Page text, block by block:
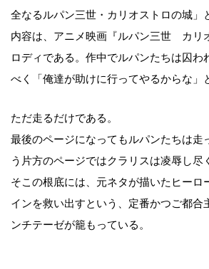
全なるルパン三世・カリオストロの城」
内容は、アニメ映画『ルパン三世 カリ
ロディである。作中でルパンたちは囚わ
べく「俺達が助けに行ってやるからな」
ただ走るだけである。
最後のページになってもルパンたちは走
う片方のページではクラリスは凌辱し尽
そこの根底には、元ネタが描いたヒーロ
インを救い出すという、定番かつご都合
ンチテーゼが籠もっている。